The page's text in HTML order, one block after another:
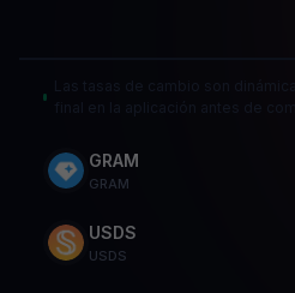
GRAM
GRAM
USDS
USDS